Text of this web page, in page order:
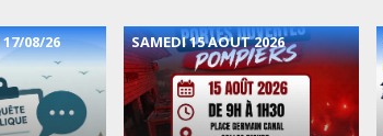
08/26 SAMEDI 15 AOUT 2026